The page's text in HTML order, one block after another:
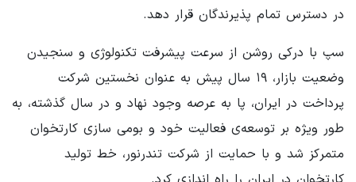
در دسترس تمام پذیرندگان قرار دهد.
سپ با درکی روشن از سرعت پیشرفت تکنولوژی و سنجیدن
وضعیت بازار، ۱۹ سال پیش به عنوان نخستین شرکت
پرداخت در ایران، پا به عرصه وجود نهاد و در سال گذشته، به
طور ویژه بر توسعه‌ی فعالیت خود و بومی سازی کارتخوان
متمرکز شد و با حمایت از شرکت تندرنور، خط تولید